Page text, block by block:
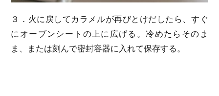
３．火に戻してカラメルが再びとけだしたら、すぐ
にオーブンシートの上に広げる。冷めたらそのま
ま、または刻んで密封容器に入れて保存する。